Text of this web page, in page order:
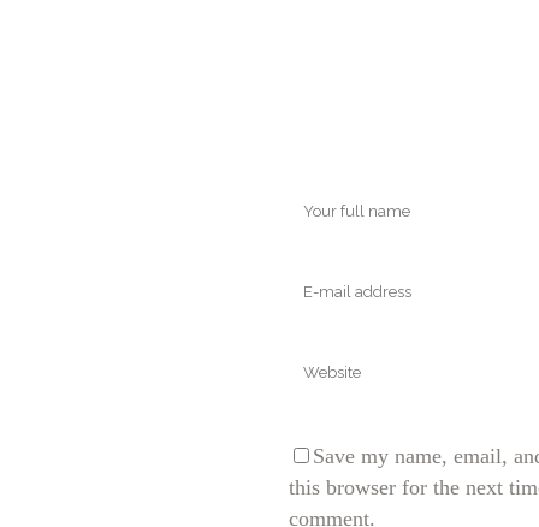
Save my name, email,
this browser for the next
comment.